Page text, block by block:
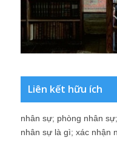
Liên kết hữu ích
nhân sự; phòng nhân sự;
nhân sự là gì; xác nhận